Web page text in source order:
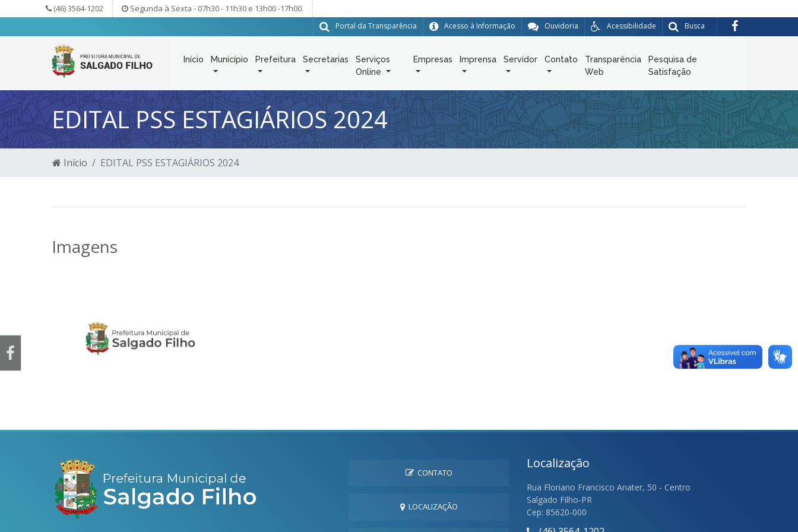
(46) 3564-1202 Segunda à Sexta - 07h30 - 11h30 e 13h00 -17h00.
Busca
Acessibilidade
Ouvidoria
Acesso à Informação
Portal da Transparência
Início Município Prefeitura Secretarias
Serviços
Online
Empresas Imprensa Servidor Contato
Transparência
Web
Pesquisa de
Satisfação
EDITAL PSS ESTAGIÁRIOS 2024
Início EDITAL PSS ESTAGIÁRIOS 2024
Imagens
CONTATO
LOCALIZAÇÃO
Localização
Rua Floriano Francisco Anater, 50 - Centro
Salgado Filho-PR
Cep: 85620-000